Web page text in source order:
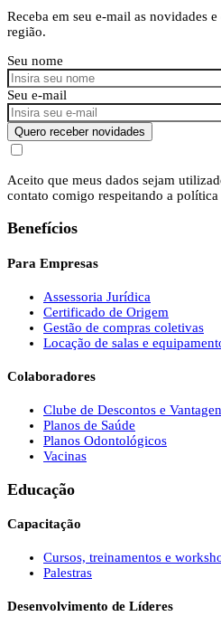
Receba em seu e-mail as novidades
região.
Seu nome
Seu e-mail
Quero receber novidades
Aceito que meus dados sejam
contato comigo respeitando a
Benefícios
Para Empresas
Assessoria Jurídica
Certificado de Origem
Gestão de compras coletivas
Locação de salas e
Colaboradores
Clube de Descontos e
Planos de Saúde
Planos Odontológicos
Vacinas
Educação
Capacitação
Cursos, treinamentos e
Palestras
Desenvolvimento de Líderes